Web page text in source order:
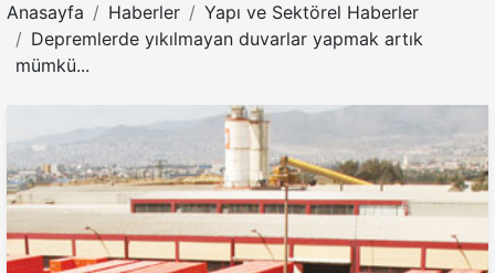
Anasayfa Haberler
Yapı ve Sektörel Haberler
Depremlerde yıkılmayan duvarlar yapmak artık
mümkü...